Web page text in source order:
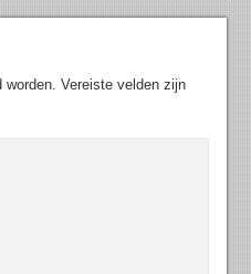
worden. Vereiste velden zijn